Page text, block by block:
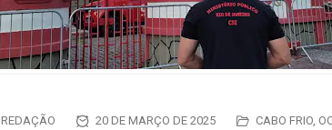
REDAÇÃO 20 DE MARÇO DE 2025 CABO FRIO